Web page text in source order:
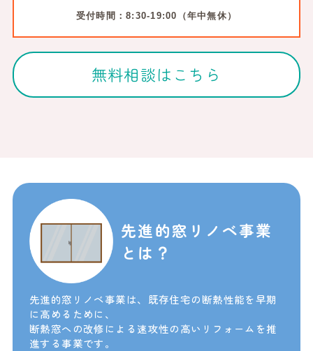
受付時間：8:30-19:00（年中無休）
無料相談はこちら
先進的窓リノベ事業
とは？
先進的窓リノベ事業は、既存住宅の断熱性能を早期
に高めるために、
断熱窓への改修による速攻性の高いリフォームを推
進する事業です。​